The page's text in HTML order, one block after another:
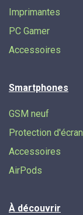
Imprimantes
PC Gamer
Accessoires
Smartphones
GSM neuf
Protection d'écran
Accessoires
AirPods
À découvrir